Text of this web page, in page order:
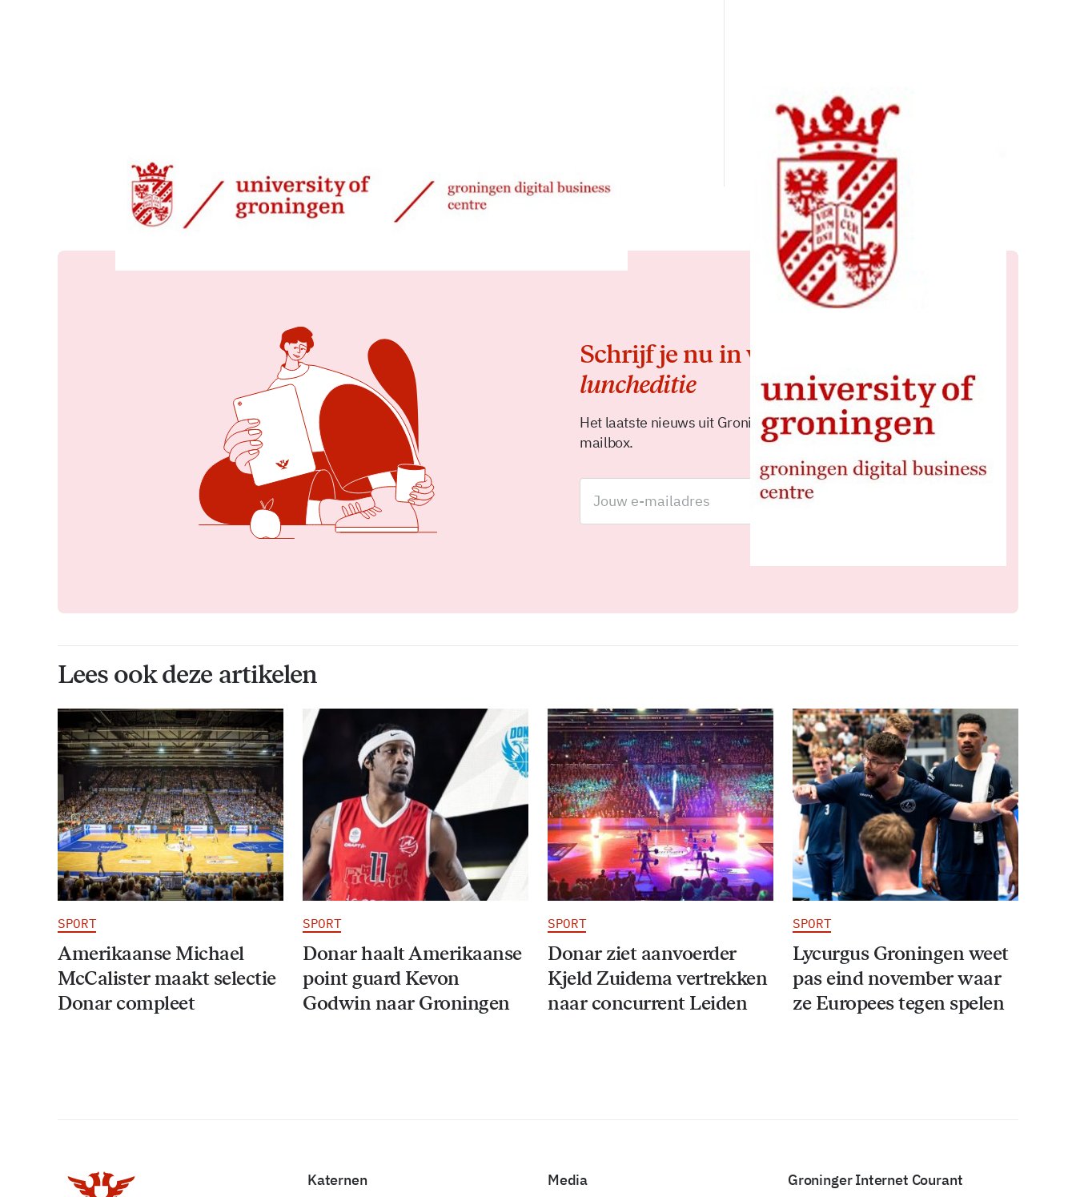
12 jun 2025, 08:31
Schrijf je nu in voor de
luncheditie
Het laatste nieuws uit Groningen elke middag in je
mailbox.
Lees ook deze artikelen
SPORT
Amerikaanse Michael
McCalister maakt selectie
Donar compleet
SPORT
Donar haalt Amerikaanse
point guard Kevon
Godwin naar Groningen
SPORT
Donar ziet aanvoerder
Kjeld Zuidema vertrekken
naar concurrent Leiden
SPORT
Lycurgus Groningen weet
pas eind november waar
ze Europees tegen spelen
Katernen
Media
Groninger Internet Courant